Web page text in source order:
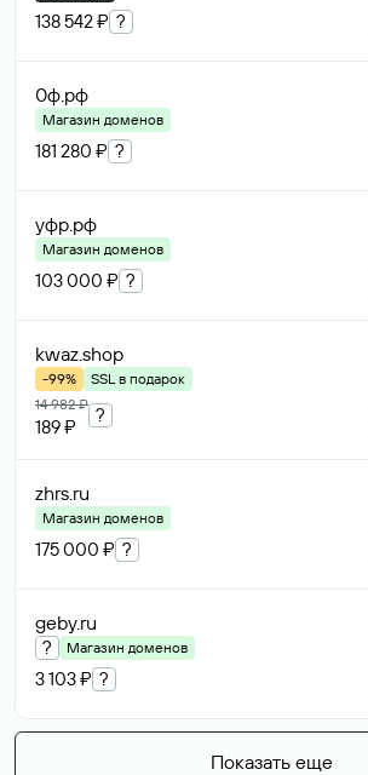
138 542 ₽ ?
0ф.рф
Магазин доменов
181 280 ₽ ?
уфр.рф
Магазин доменов
103 000 ₽ ?
kwaz.shop
-99%
SSL в подарок
14 982 ₽
189 ₽
?
zhrs.ru
Магазин доменов
175 000 ₽ ?
geby.ru
? Магазин доменов
3 103 ₽ ?
Показать еще